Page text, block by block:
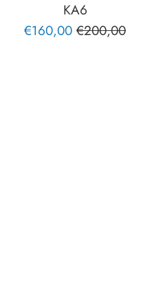
KA6
Sonderpreis
€160,00 Normaler
€200,00